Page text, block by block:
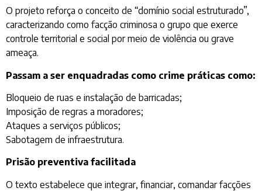
O projeto reforça o conceito de “domínio social estruturado”,
caracterizando como facção criminosa o grupo que exerce
controle territorial e social por meio de violência ou grave
ameaça.
Passam a ser enquadradas como crime práticas como:
Bloqueio de ruas e instalação de barricadas;
Imposição de regras a moradores;
Ataques a serviços públicos;
Sabotagem de infraestrutura.
Prisão preventiva facilitada
O texto estabelece que integrar, financiar, comandar facções